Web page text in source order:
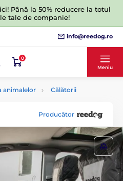
Până la 50% reducere la totul
tale de companie!
info@reedog.ro
0
Meniu
animalelor Călătorii
Producător